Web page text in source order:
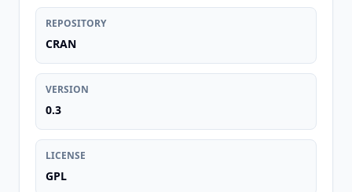
REPOSITORY
CRAN
VERSION
0.3
LICENSE
GPL